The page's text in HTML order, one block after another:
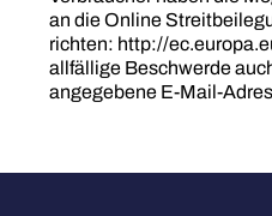
an die Online
richten: http://
allfällige Beschwerde
angegebene E-Mail-